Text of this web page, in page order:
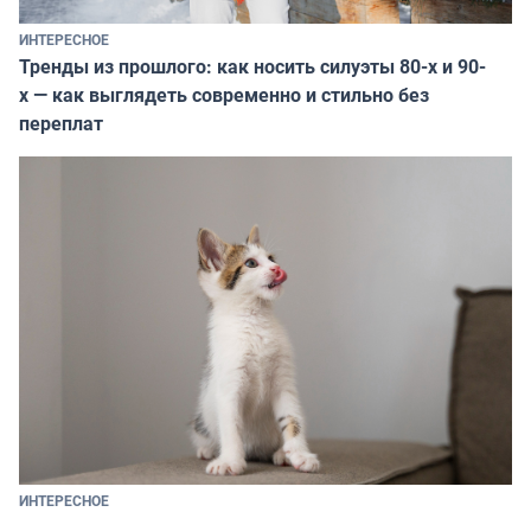
ИНТЕРЕСНОЕ
Тренды из прошлого: как носить силуэты 80-х и 90-
х — как выглядеть современно и стильно без
переплат
ИНТЕРЕСНОЕ